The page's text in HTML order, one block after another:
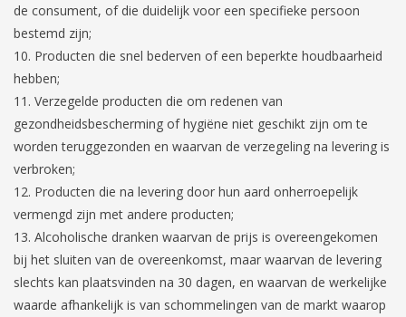
de consument, of die duidelijk voor een specifieke persoon
bestemd zijn;
Producten die snel bederven of een beperkte houdbaarheid
hebben;
Verzegelde producten die om redenen van
gezondheidsbescherming of hygiëne niet geschikt zijn om te
worden teruggezonden en waarvan de verzegeling na levering is
verbroken;
Producten die na levering door hun aard onherroepelijk
vermengd zijn met andere producten;
Alcoholische dranken waarvan de prijs is overeengekomen
bij het sluiten van de overeenkomst, maar waarvan de levering
slechts kan plaatsvinden na 30 dagen, en waarvan de werkelijke
waarde afhankelijk is van schommelingen van de markt waarop